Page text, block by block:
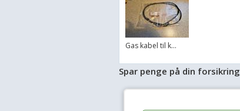
Gas kabel til k...
Spar penge på din forsikring